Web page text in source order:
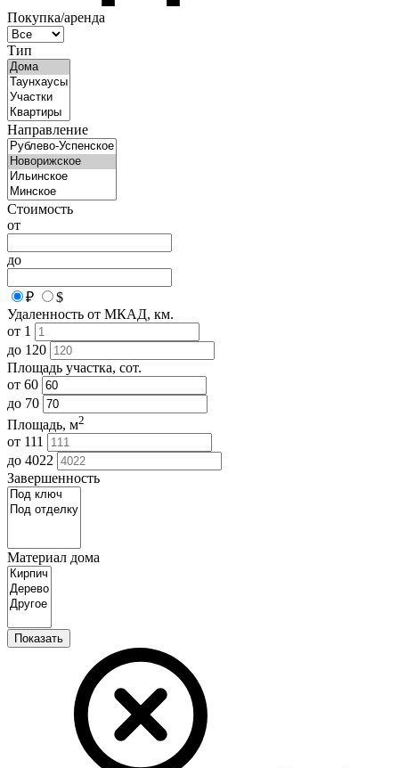
Покупка/аренда
Тип
Направление
Стоимость
от
до
₽
$
Удаленность от МКАД, км.
от 1
до 120
Площадь участка, сот.
от 60
до 70
Площадь, м2
от 111
до 4022
Завершенность
Материал дома
Показать